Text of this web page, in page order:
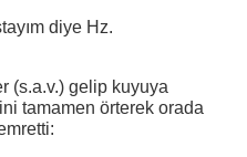
diye Hz.
(s.a.v.) gelip kuyuya
tamamen örterek orada